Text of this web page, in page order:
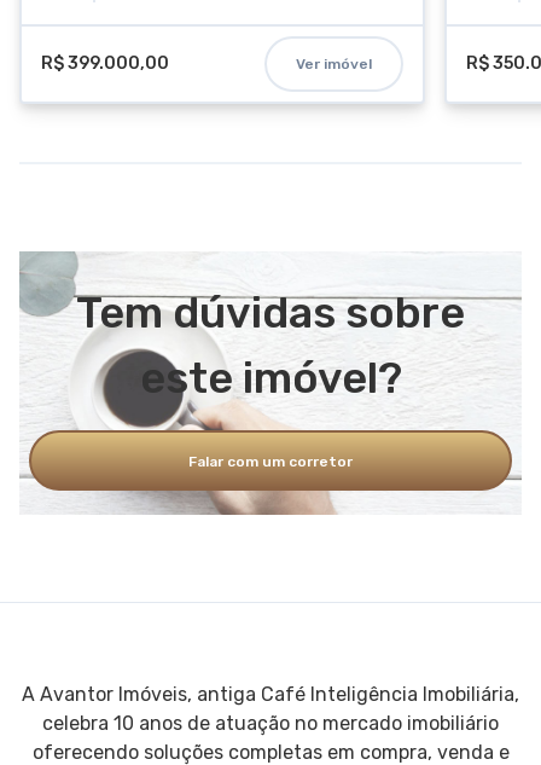
R$ 399.000,00 Ver imóvel R$
Tem dúvidas sobre
este imóvel?
Falar com um corretor
A Avantor Imóveis, antiga Café Inteligência Imobiliária,
celebra 10 anos de atuação no mercado imobiliário
oferecendo soluções completas em compra, venda e